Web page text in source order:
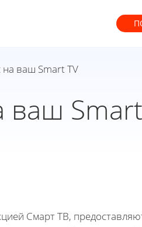
на ваш Smart TV
ваш
Смарт ТВ,